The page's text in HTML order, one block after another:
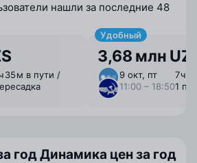
нашли за последние 48
35 ⁠м в пути /
Удобный
3,68 млн
9 окт, пт
11:00 – 18:50
7 ⁠ч
1
годДинамика цен за год